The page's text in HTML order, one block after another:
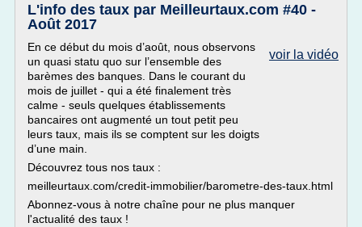
L'info des taux par Meilleurtaux.com #40 -
Août 2017
voir la vidéo
En ce début du mois d’août, nous observons
un quasi statu quo sur l’ensemble des
barèmes des banques. Dans le courant du
mois de juillet - qui a été finalement très
calme - seuls quelques établissements
bancaires ont augmenté un tout petit peu
leurs taux, mais ils se comptent sur les doigts
d’une main.
Découvrez tous nos taux :
meilleurtaux.com/credit-immobilier/barometre-des-taux.html
Abonnez-vous à notre chaîne pour ne plus manquer
l'actualité des taux !